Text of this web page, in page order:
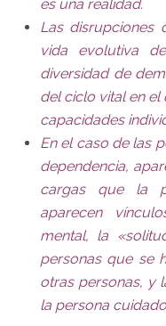
es una realidad.
Las disrupciones
vida evolutiva
diversidad de
del ciclo vital en el
capacidades
En el caso de las
dependencia,
cargas que la
aparecen
mental, la
personas que se
otras personas, y
la persona